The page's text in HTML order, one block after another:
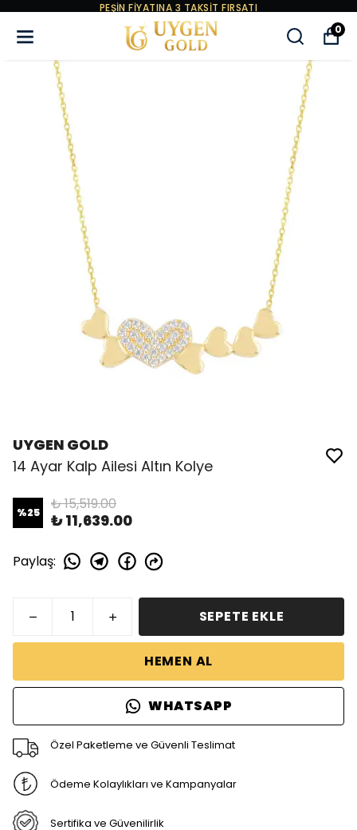
PEŞİN FİYATINA 3 TAKSİT FIRSATI
0
UYGEN GOLD
14 Ayar Kalp Ailesi Altın Kolye
%25 ₺ 15,519.00
₺ 11,639.00
Paylaş:
SEPETE EKLE
HEMEN AL
WHATSAPP
Özel Paketleme ve Güvenli Teslimat
Ödeme Kolaylıkları ve Kampanyalar
Sertifika ve Güvenilirlik